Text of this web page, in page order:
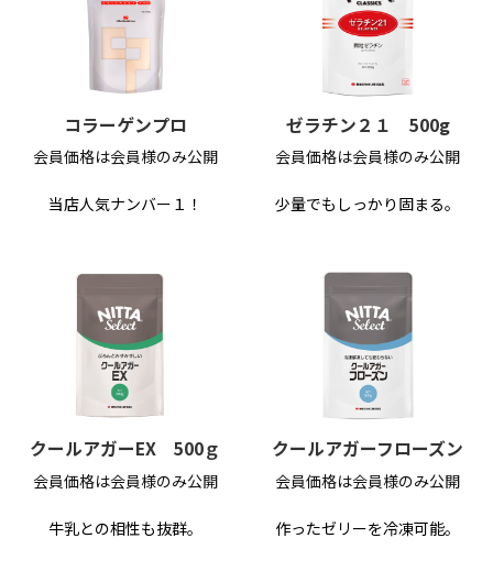
コラーゲンプロ
会員価格は会員様のみ公開
当店人気ナンバー１！
ゼラチン２１ 500g
会員価格は会員様のみ公開
少量でもしっかり固まる。
クールアガーEX 500ｇ
会員価格は会員様のみ公開
牛乳との相性も抜群。
クールアガーフローズン
会員価格は会員様のみ公開
作ったゼリーを冷凍可能。